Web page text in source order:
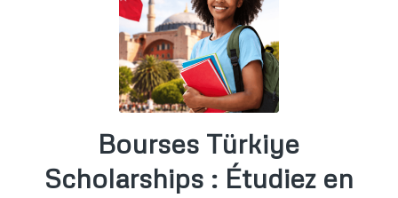
Bourses Türkiye
Scholarships : Étudiez en